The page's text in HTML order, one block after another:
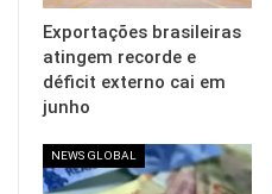
Exportações brasileiras
atingem recorde e
déficit externo cai em
junho
NEWS GLOBAL